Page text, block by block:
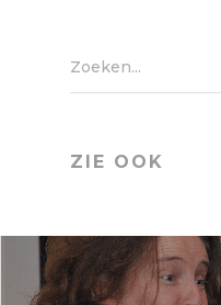
Zoeken...
ZIE OOK